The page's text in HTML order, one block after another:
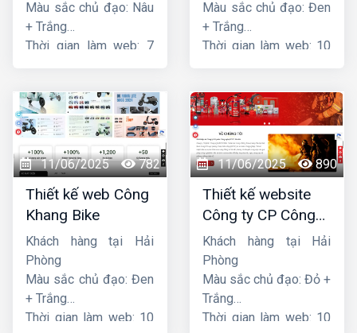
Màu sắc chủ đạo: Nâu
+ Trắng
Thời gian làm web: 7
Màu sắc chủ đạo: Đen
+ Trắng
Thời gian làm web: 10
11/06/2025 782
Thiết kế web Công
Khang Bike
Khách hàng tại Hải
Phòng
Màu sắc chủ đạo: Đen
+ Trắng
Thời gian làm web: 10
11/06/2025 890
Thiết kế website
Công ty CP Công
nghệ PCCC Bắc Hà
Khách hàng tại Hải
Phòng
Màu sắc chủ đạo: Đỏ +
Trắng
Thời gian làm web: 10